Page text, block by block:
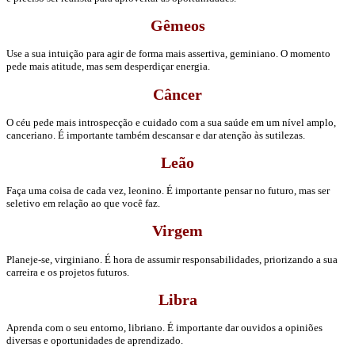
Gêmeos
Use a sua intuição para agir de forma mais assertiva, geminiano. O momento
pede mais atitude, mas sem desperdiçar energia.
Câncer
O céu pede mais introspecção e cuidado com a sua saúde em um nível amplo,
canceriano. É importante também descansar e dar atenção às sutilezas.
Leão
Faça uma coisa de cada vez, leonino. É importante pensar no futuro, mas ser
seletivo em relação ao que você faz.
Virgem
Planeje-se, virginiano. É hora de assumir responsabilidades, priorizando a sua
carreira e os projetos futuros.
Libra
Aprenda com o seu entorno, libriano. É importante dar ouvidos a opiniões
diversas e oportunidades de aprendizado.